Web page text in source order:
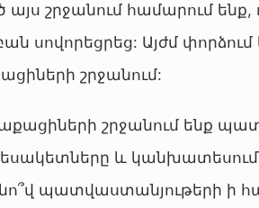
շրջանում համարում ենք,
սովորեցրեց: Այժմ
շրջանում:
շրջանում ենք
և
պատվաստանյութերի ի